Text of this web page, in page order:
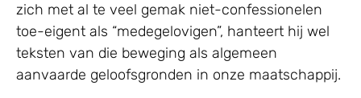
zich met al te veel gemak niet-confessionelen
toe-eigent als “medegelovigen”, hanteert hij wel
teksten van die beweging als algemeen
aanvaarde geloofsgronden in onze maatschappij.